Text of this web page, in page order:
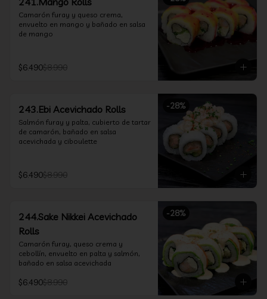
Camarón furay y queso crema,
envuelto en mango y bañado en salsa
de mango
$6.490$8.990
-28%
243.Ebi Acevichado Rolls
Salmón furay y palta, cubierto de tartar
de camarón, bañado en salsa
acevichada y ciboulette
$6.490$8.990
-28%
244.Sake Nikkei Acevichado
Rolls
Camarón furay, queso crema y
cebollín, envuelto en palta y salmón,
bañado en salsa acevichada
$6.490$8.990